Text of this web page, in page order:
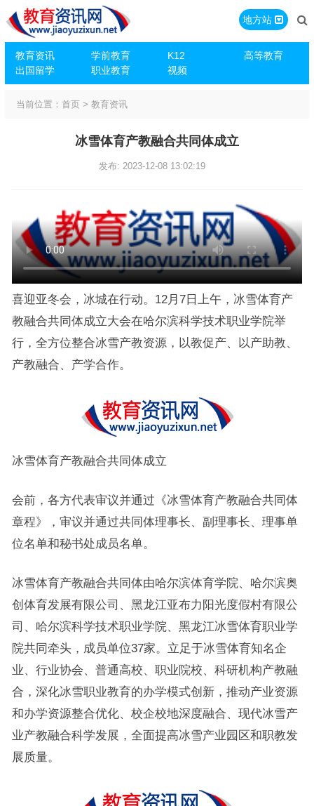
教育资讯 学前教育 K12
高等教育
出国留学
职业教育 视频
地方站
当前位置： 首页> 教育资讯
冰雪体育产教融合共同体成立
发布: 2023-12-08 13:02:19
喜迎亚冬会，冰城在行动。12月7日上午，冰雪体育产
教融合共同体成立大会在哈尔滨科学技术职业学院举
行，全方位整合冰雪产教资源，以教促产、以产助教、
产教融合、产学合作。
冰雪体育产教融合共同体成立
会前，各方代表审议并通过《冰雪体育产教融合共同体
章程》，审议并通过共同体理事长、副理事长、理事单
位名单和秘书处成员名单。
冰雪体育产教融合共同体由哈尔滨体育学院、哈尔滨奥
创体育发展有限公司、黑龙江亚布力阳光度假村有限公
司、哈尔滨科学技术职业学院、黑龙江冰雪体育职业学
院共同牵头，成员单位37家。立足于冰雪体育知名企
业、行业协会、普通高校、职业院校、科研机构产教融
合，深化冰雪职业教育的办学模式创新，推动产业资源
和办学资源整合优化、校企校地深度融合、现代冰雪产
业产教融合科学发展，全面提高冰雪产业园区和职教发
展质量。